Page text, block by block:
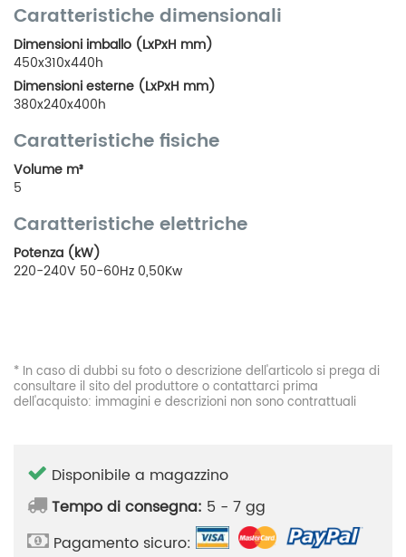
Caratteristiche dimensionali
Dimensioni imballo (LxPxH mm)
450x310x440h
Dimensioni esterne (LxPxH mm)
380x240x400h
Caratteristiche fisiche
Volume m³
5
Caratteristiche elettriche
Potenza (kW)
220-240V 50-60Hz 0,50Kw
* In caso di dubbi su foto o descrizione dell'articolo si prega di
consultare il sito del produttore o contattarci prima
dell'acquisto: immagini e descrizioni non sono contrattuali
Disponibile a magazzino
Tempo di consegna: 5 - 7 gg
Pagamento sicuro: